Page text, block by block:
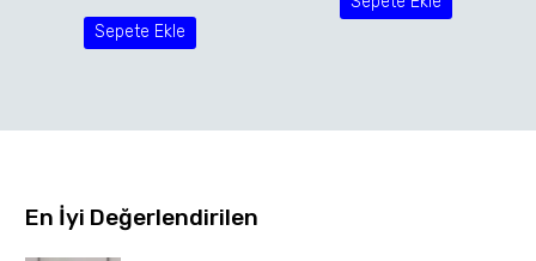
Sepete Ekle
En İyi Değerlendirilen